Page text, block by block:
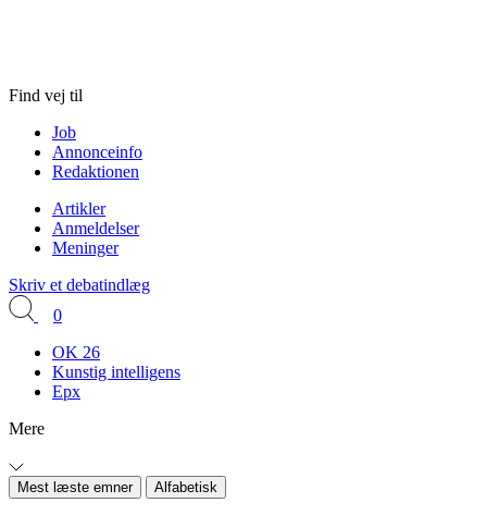
Find vej til
Job
Annonceinfo
Redaktionen
Artikler
Anmeldelser
Meninger
Skriv et debatindlæg
0
OK 26
Kunstig intelligens
Epx
Mere
Mest læste emner Alfabetisk